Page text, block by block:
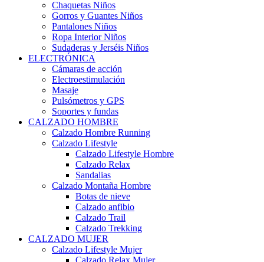
Chaquetas Niños
Gorros y Guantes Niños
Pantalones Niños
Ropa Interior Niños
Sudaderas y Jerséis Niños
ELECTRÓNICA
Cámaras de acción
Electroestimulación
Masaje
Pulsómetros y GPS
Soportes y fundas
CALZADO HOMBRE
Calzado Hombre Running
Calzado Lifestyle
Calzado Lifestyle Hombre
Calzado Relax
Sandalias
Calzado Montaña Hombre
Botas de nieve
Calzado anfibio
Calzado Trail
Calzado Trekking
CALZADO MUJER
Calzado Lifestyle Mujer
Calzado Relax Mujer